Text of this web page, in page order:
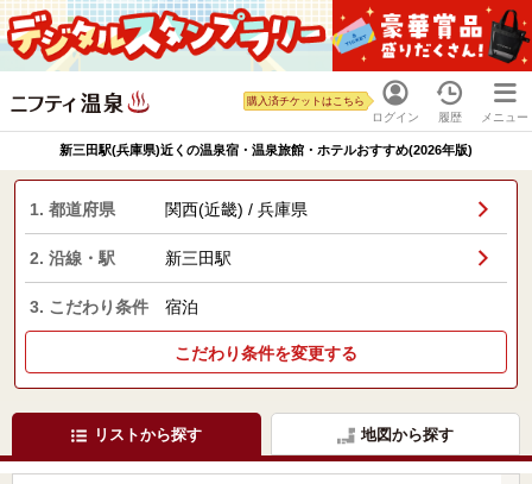
ログイン
購入済チケットはこちら
履歴 メニュー
新三田駅(兵庫県)近くの温泉宿・温泉旅館・ホテルおすすめ(2026年版)
1. 都道府県 関西(近畿) / 兵庫県
2. 沿線・駅 新三田駅
3. こだわり条件 宿泊
こだわり条件を変更する
リストから探す 地図から探す